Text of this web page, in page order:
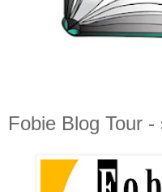
Fobie Blog Tour